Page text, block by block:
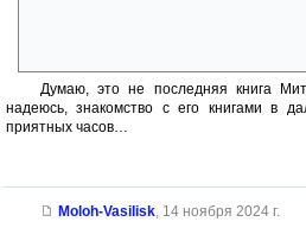
Думаю, это не последняя книга
надеюсь, знакомство с его книгами в
приятных часов…
Moloh-Vasilisk, 14 ноября 2024 г.